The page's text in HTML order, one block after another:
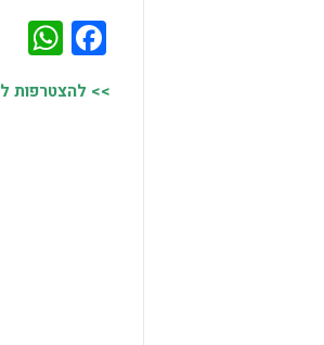
>> להצטרפות